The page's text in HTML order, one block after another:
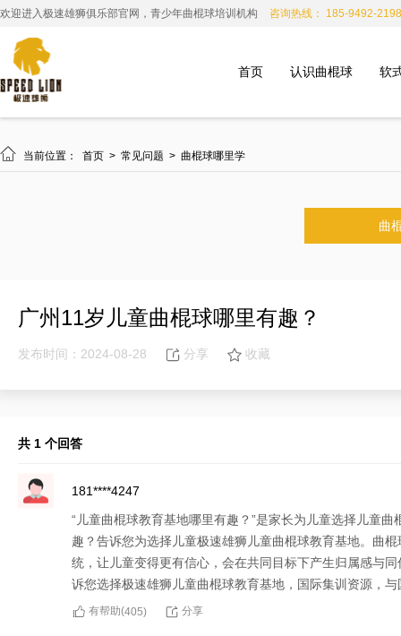
欢迎进入极速雄狮俱乐部官网，青少年曲棍球培训机构 咨询热线： 185-9492-2198
首页 认识曲棍球 软
 当前位置： 首页 > 常见问题 > 曲棍球哪里学
曲
广州11岁儿童曲棍球哪里有趣？
发布时间：2024-08-28 分享 收藏
共 1 个回答
181****4247
“儿童曲棍球教育基地哪里有趣？”是家长为儿童选择儿童
趣？告诉您为选择儿童极速雄狮儿童曲棍球教育基地。曲
统，让儿童变得更有信心，会在共同目标下产生归属感与
诉您选择极速雄狮儿童曲棍球教育基地，国际集训资源，
有帮助(405) 分享